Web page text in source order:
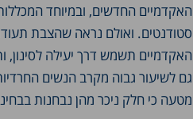
האקדמיים החדשים, ובמיוחד
סטודנטים. ואולם נראה שהצבת
האקדמיים תשמש דרך יעילה לסינון,
גם לשיעור גבוה מקרב הנשים
מטעה כי חלק ניכר מהן נבחנות